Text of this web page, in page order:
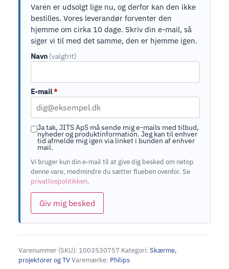
Varen er udsolgt lige nu, og derfor kan den ikke
bestilles. Vores leverandør forventer den
hjemme om cirka 10 dage. Skriv din e-mail, så
siger vi til med det samme, den er hjemme igen.
Navn (valgfrit)
E-mail*
Ja tak, JITS ApS må sende mig e-mails med tilbud,
nyheder og produktinformation. Jeg kan til enhver
tid afmelde mig igen via linket i bunden af enhver
mail.
Vi bruger kun din e-mail til at give dig besked om netop
denne vare, medmindre du sætter flueben ovenfor. Se
privatlivspolitikken.
Giv mig besked
Varenummer (SKU): 1003530757 Kategori: Skærme,
projektorer og TVVaremærke: Philips